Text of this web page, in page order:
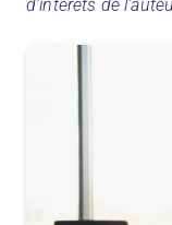
d’intérêts de